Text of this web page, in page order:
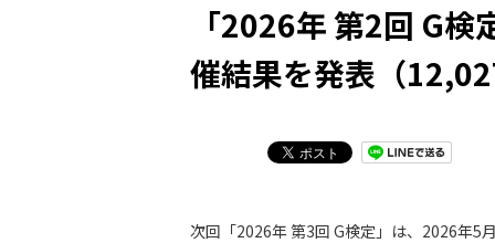
「2026年 第2回 G
催結果を発表（
次回「2026年 第3回 G検定」は、2026年5